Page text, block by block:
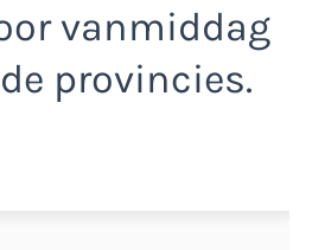
vanmiddag
provincies.